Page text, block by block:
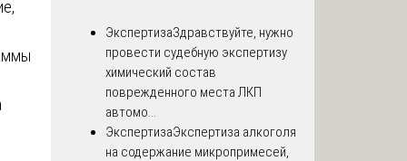
ЭкспертизаЗдравствуйте, нужно
провести судебную экспертизу
химический состав
поврежденного места ЛКП
автомо...
ЭкспертизаЭкспертиза алкоголя
на содержание микропримесей,